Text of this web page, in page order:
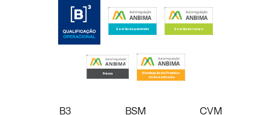
B3 BSM
CVM